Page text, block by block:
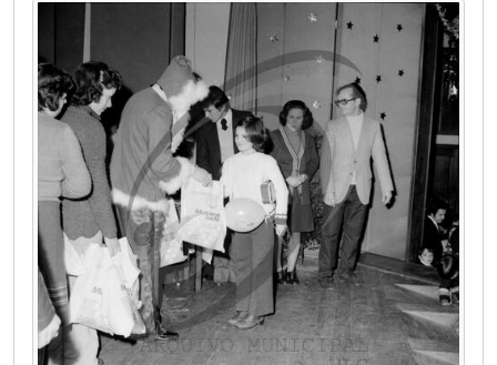
[Item] Festa de Natal da empresa Martins & Rebello
[Item] Festa de Natal da empresa Martins & Rebello
[Item] Festa de Natal da empresa Martins & Rebello
[Item] Festa de Natal da empresa Martins & Rebello
[Item] Festa de Natal da empresa Martins & Rebello
[Item] Festa de Natal da empresa Martins & Rebello
[Item] Festa de Natal da empresa Martins & Rebello
[Item] Festa de Natal da empresa Martins & Rebello
[Item] Festa de Natal da empresa Martins & Rebello
[Item] Festa de Natal da empresa Martins & Rebello
[Item] Festa de Natal da empresa Martins & Rebello
[Item] Festa de Natal da empresa Martins & Rebello
[Item] Festa de Natal da empresa Martins & Rebello